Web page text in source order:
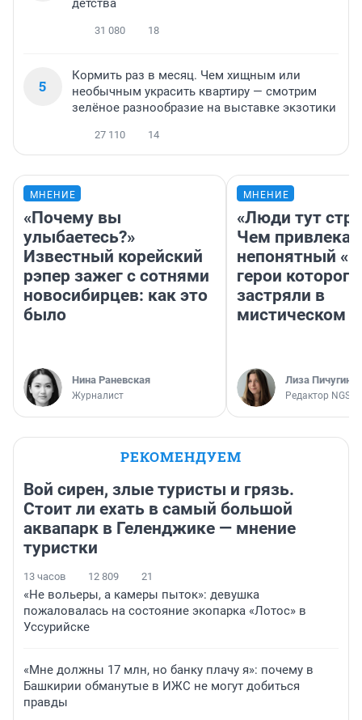
детства
31 080 18
5
Кормить раз в месяц. Чем хищным или
необычным украсить квартиру — смотрим
зелёное разнообразие на выставке экзотики
27 110 14
МНЕНИЕ
«Почему вы
улыбаетесь?»
Известный корейский
рэпер зажег с сотнями
новосибирцев: как это
было
Нина Раневская
Журналист
МНЕНИЕ
«Люди тут
Чем
непонятный
герои которого
застряли в
мистическом
Лиза Пичугина
Редактор
РЕКОМЕНДУЕМ
Вой сирен, злые туристы и грязь.
Стоит ли ехать в самый большой
аквапарк в Геленджике — мнение
туристки
13 часов 12 809 21
«Не вольеры, а камеры пыток»: девушка
пожаловалась на состояние экопарка «Лотос» в
Уссурийске
«Мне должны 17 млн, но банку плачу я»: почему в
Башкирии обманутые в ИЖС не могут добиться
правды